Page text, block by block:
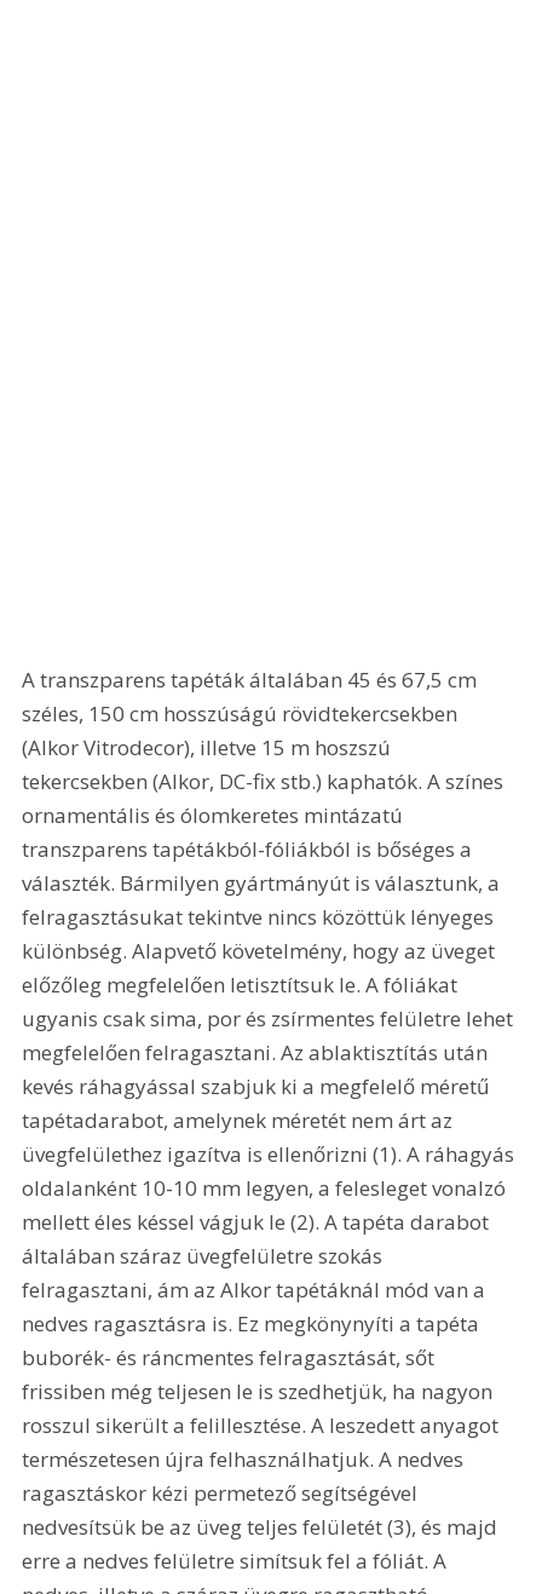
A transzparens tapéták általában 45 és 67,5 cm
széles, 150 cm hosszúságú rövidtekercsekben
(Alkor Vitrodecor), illetve 15 m hoszszú
tekercsekben (Alkor, DC-fix stb.) kaphatók. A színes
ornamentális és ólomkeretes mintázatú
transzparens tapétákból-fóliákból is bőséges a
választék. Bármilyen gyártmányút is választunk, a
felragasztásukat tekintve nincs közöttük lényeges
különbség. Alapvető követelmény, hogy az üveget
előzőleg megfelelően letisztítsuk le. A fóliákat
ugyanis csak sima, por és zsírmentes felületre lehet
megfelelően felragasztani. Az ablaktisztítás után
kevés ráhagyással szabjuk ki a megfelelő méretű
tapétadarabot, amelynek méretét nem árt az
üvegfelülethez igazítva is ellenőrizni (1). A ráhagyás
oldalanként 10-10 mm legyen, a felesleget vonalzó
mellett éles késsel vágjuk le (2). A tapéta darabot
általában száraz üvegfelületre szokás
felragasztani, ám az Alkor tapétáknál mód van a
nedves ragasztásra is. Ez megkönynyíti a tapéta
buborék- és ráncmentes felragasztását, sőt
frissiben még teljesen le is szedhetjük, ha nagyon
rosszul sikerült a felillesztése. A leszedett anyagot
természetesen újra felhasználhatjuk. A nedves
ragasztáskor kézi permetező segítségével
nedvesítsük be az üveg teljes felületét (3), és majd
erre a nedves felületre simítsuk fel a fóliát. A